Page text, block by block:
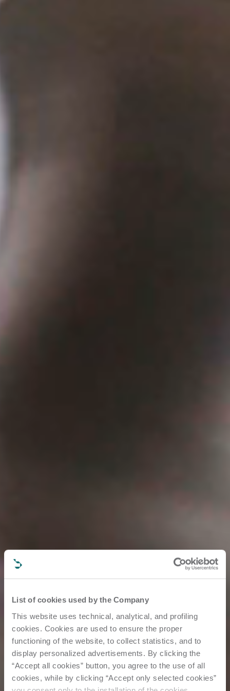
List of cookies used by the Company
This website uses technical, analytical, and profiling
cookies. Cookies are used to ensure the proper
functioning of the website, to collect statistics, and to
display personalized advertisements. By clicking the
“Accept all cookies” button, you agree to the use of all
cookies, while by clicking “Accept only selected cookies”